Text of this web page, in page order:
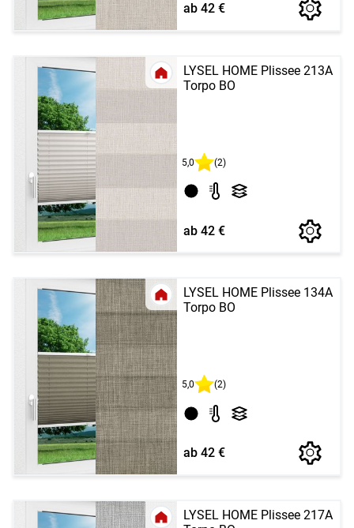
ab 42 €
LYSEL HOME Plissee 213A
Torpo BO
5,0 (2)
ab 42 €
LYSEL HOME Plissee 134A
Torpo BO
5,0 (2)
ab 42 €
LYSEL HOME Plissee 217A